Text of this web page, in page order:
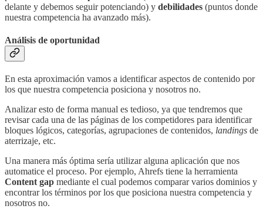
delante y debemos seguir potenciando) y debilidades (puntos donde
nuestra competencia ha avanzado más).
Análisis de oportunidad
En esta aproximación vamos a identificar aspectos de contenido por
los que nuestra competencia posiciona y nosotros no.
Analizar esto de forma manual es tedioso, ya que tendremos que
revisar cada una de las páginas de los competidores para identificar
bloques lógicos, categorías, agrupaciones de contenidos, landings de
aterrizaje, etc.
Una manera más óptima sería utilizar alguna aplicación que nos
automatice el proceso. Por ejemplo, Ahrefs tiene la herramienta
Content gap mediante el cual podemos comparar varios dominios y
encontrar los términos por los que posiciona nuestra competencia y
nosotros no.